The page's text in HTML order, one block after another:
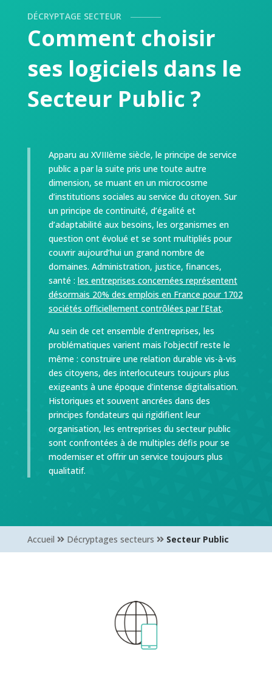
DÉCRYPTAGE SECTEUR
Comment choisir
ses logiciels dans le
Secteur Public ?
Apparu au XVIIIème siècle, le principe de service
public a par la suite pris une toute autre
dimension, se muant en un microcosme
d’institutions sociales au service du citoyen. Sur
un principe de continuité, d’égalité et
d’adaptabilité aux besoins, les organismes en
question ont évolué et se sont multipliés pour
couvrir aujourd’hui un grand nombre de
domaines. Administration, justice, finances,
santé : les entreprises concernées représentent
désormais 20% des emplois en France pour 1702
sociétés officiellement contrôlées par l’Etat.
Au sein de cet ensemble d’entreprises, les
problématiques varient mais l’objectif reste le
même : construire une relation durable vis-à-vis
des citoyens, des interlocuteurs toujours plus
exigeants à une époque d’intense digitalisation.
Historiques et souvent ancrées dans des
principes fondateurs qui rigidifient leur
organisation, les entreprises du secteur public
sont confrontées à de multiples défis pour se
moderniser et offrir un service toujours plus
qualitatif.
Accueil Décryptages secteurs Secteur Public